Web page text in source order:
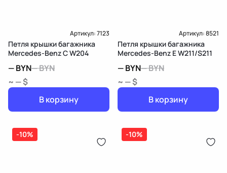
Артикул:7123
Петля крышки багажника
Mercedes-Benz C W204
—BYN—BYN
~ — $
В корзину
Артикул:8521
Петля крышки багажника
Mercedes-Benz E W211/S211
—BYN—BYN
~ — $
В корзину
-10% -10%